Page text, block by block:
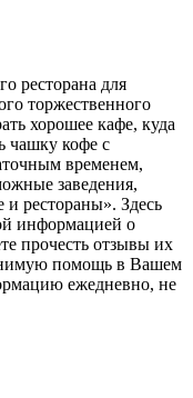
ресторана для
торжественного
хорошее кафе, куда
чашку кофе с
временем,
заведения,
и рестораны». Здесь
информацией о
прочесть отзывы их
помощь в Вашем
ежедневно, не